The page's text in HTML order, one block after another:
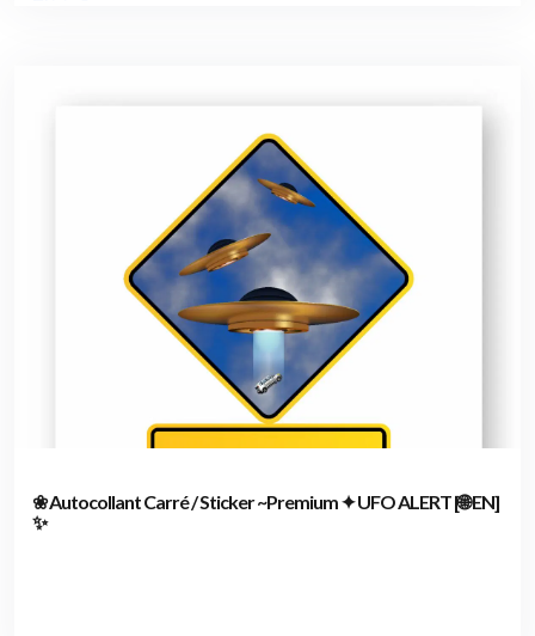
❀ Autocollant Carré / Sticker ~Premium ✦ UFO ALERT [🌐 EN]
✨